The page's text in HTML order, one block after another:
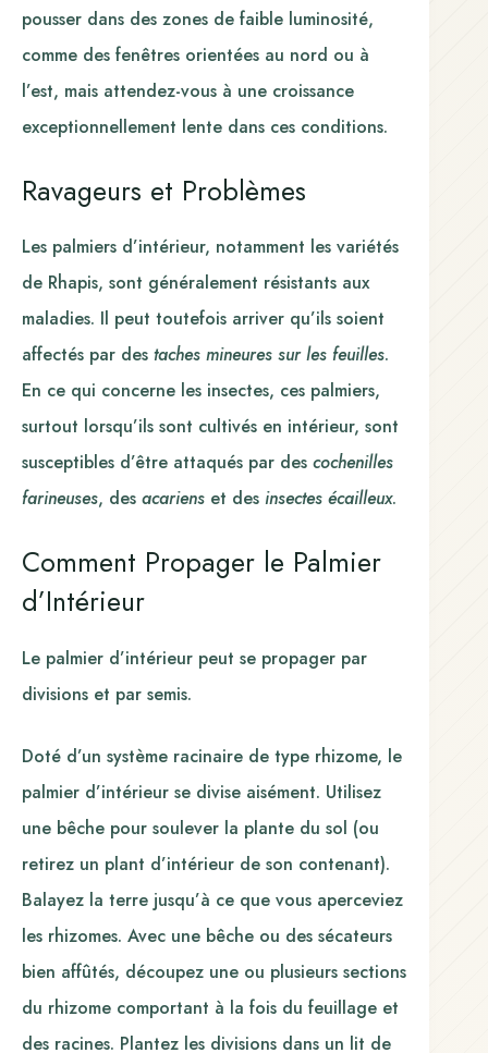
pousser dans des zones de faible luminosité,
comme des fenêtres orientées au nord ou à
l’est, mais attendez-vous à une croissance
exceptionnellement lente dans ces conditions.
Ravageurs et Problèmes
Les palmiers d’intérieur, notamment les variétés
de Rhapis, sont généralement résistants aux
maladies. Il peut toutefois arriver qu’ils soient
affectés par des taches mineures sur les feuilles.
En ce qui concerne les insectes, ces palmiers,
surtout lorsqu’ils sont cultivés en intérieur, sont
susceptibles d’être attaqués par des cochenilles
farineuses, des acariens et des insectes écailleux.
Comment Propager le Palmier
d’Intérieur
Le palmier d’intérieur peut se propager par
divisions et par semis.
Doté d’un système racinaire de type rhizome, le
palmier d’intérieur se divise aisément. Utilisez
une bêche pour soulever la plante du sol (ou
retirez un plant d’intérieur de son contenant).
Balayez la terre jusqu’à ce que vous aperceviez
les rhizomes. Avec une bêche ou des sécateurs
bien affûtés, découpez une ou plusieurs sections
du rhizome comportant à la fois du feuillage et
des racines. Plantez les divisions dans un lit de